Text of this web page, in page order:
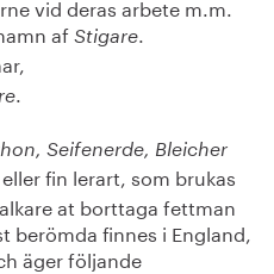
vid deras arbete m.m.
af Stigare.
.
Seifenerde, Bleicher
fin lerart, som brukas
at borttaga fettman
berömda finnes i England,
äger följande